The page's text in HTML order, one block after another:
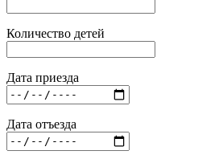
Количество детей
Дата приезда
Дата отъезда